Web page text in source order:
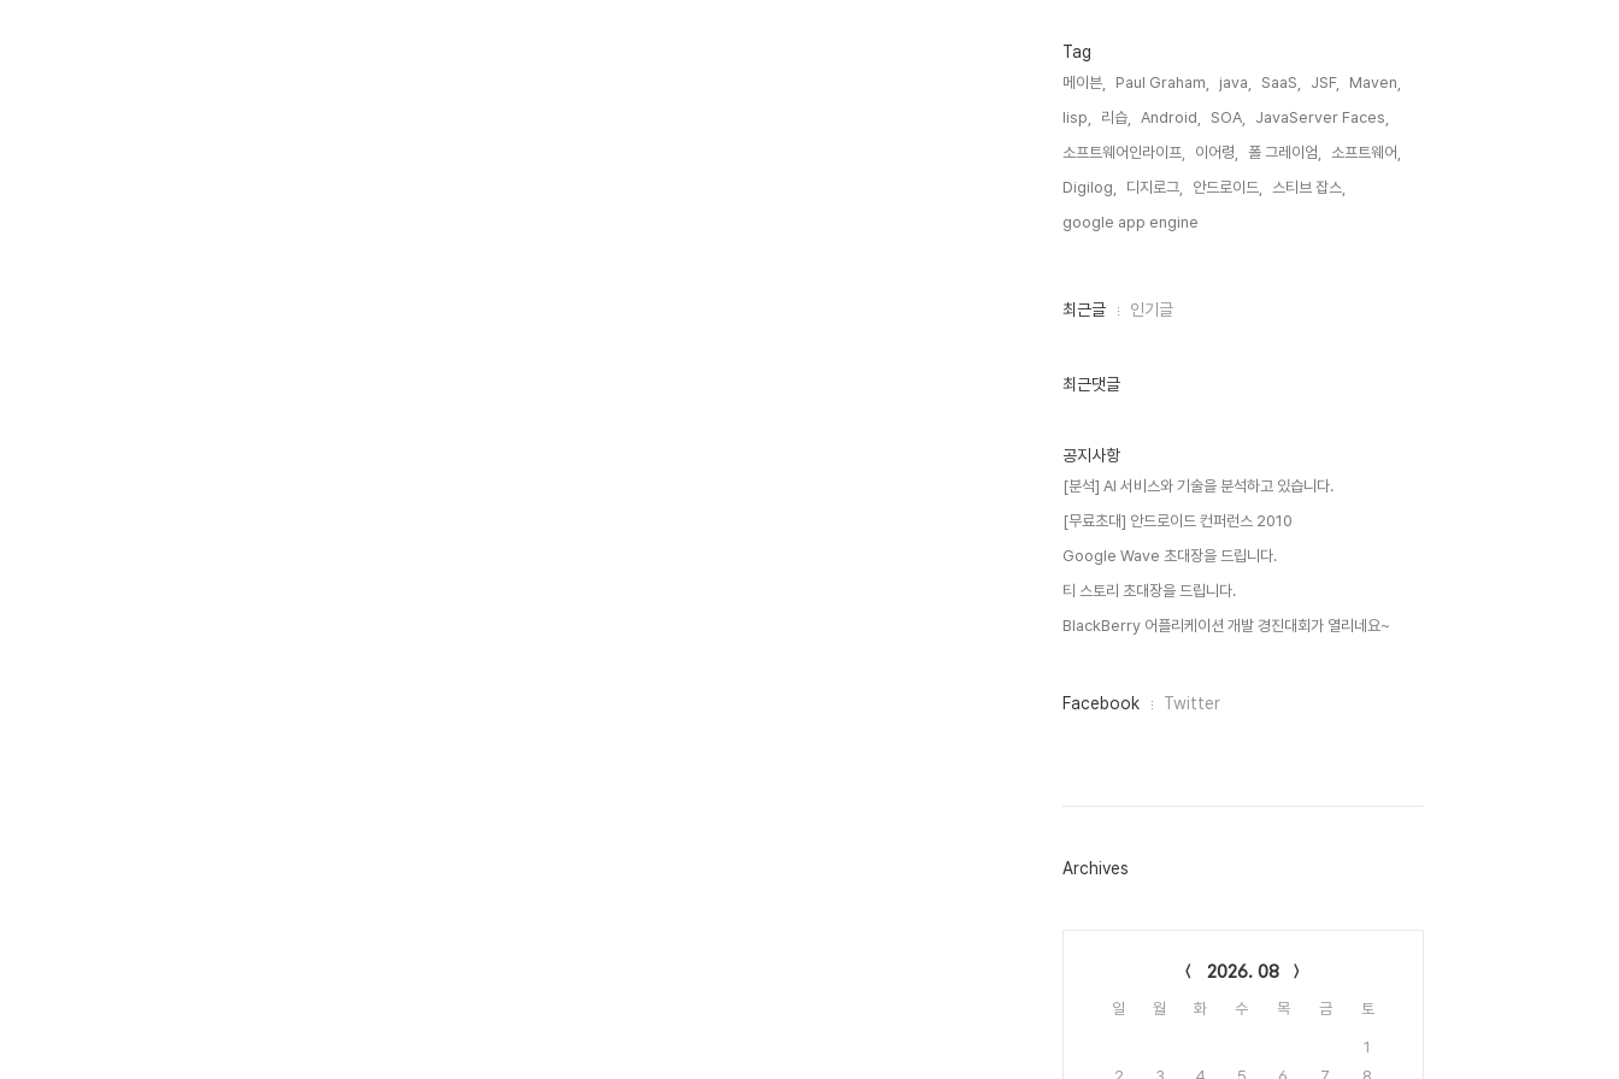
Tag
메이븐, Paul Graham, java, SaaS, JSF,
Maven,
lisp,
리습, Android, SOA,
JavaServer Faces,
소프트웨어인라이프,
이어령, 폴 그레이엄,
소프트웨어,
Digilog,
디지로그, 안드로이드,
스티브 잡스,
google app engine,
최
인
최근글 인기글
최근댓글
공지사항
[분석] AI 서비스와 기술을 분석하고 있습니다.
[무료초대] 안드로이드 컨퍼런스 2010
Google Wave 초대장을 드립니다.
티 스토리 초대장을 드립니다.
BlackBerry 어플리케이션 개발 경진대회가 열리네요~
페
그
Facebook Twitter
Archives
2026. 08
일 월 화 수 목 금 토
1